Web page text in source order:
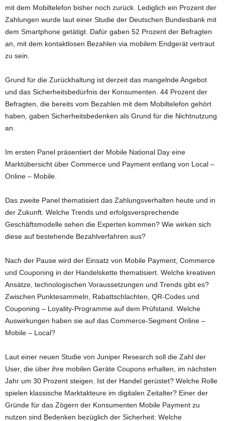
mit dem Mobiltelefon bisher noch zurück. Lediglich ein Prozent der
Zahlungen wurde laut einer Studie der Deutschen Bundesbank mit
dem Smartphone getätigt. Dafür gaben 52 Prozent der Befragten
an, mit dem kontaktlosen Bezahlen via mobilem Endgerät vertraut
zu sein.
Grund für die Zurückhaltung ist derzeit das mangelnde Angebot
und das Sicherheitsbedürfnis der Konsumenten. 44 Prozent der
Befragten, die bereits vom Bezahlen mit dem Mobiltelefon gehört
haben, gaben Sicherheitsbedenken als Grund für die Nichtnutzung
an.
Im ersten Panel präsentiert der Mobile National Day eine
Marktübersicht über Commerce und Payment entlang von Local –
Online – Mobile.
Das zweite Panel thematisiert das Zahlungsverhalten heute und in
der Zukunft. Welche Trends und erfolgsversprechende
Geschäftsmodelle sehen die Experten kommen? Wie wirken sich
diese auf bestehende Bezahlverfahren aus?
Nach der Pause wird der Einsatz von Mobile Payment, Commerce
und Couponing in der Handelskette thematisiert. Welche kreativen
Ansätze, technologischen Voraussetzungen und Trends gibt es?
Zwischen Punktesammeln, Rabattschlachten, QR-Codes und
Couponing – Loyality-Programme auf dem Prüfstand. Welche
Auswirkungen haben sie auf das Commerce-Segment Online –
Mobile – Local?
Laut einer neuen Studie von Juniper Research soll die Zahl der
User, die über ihre mobilen Geräte Coupons erhalten, im nächsten
Jahr um 30 Prozent steigen. Ist der Handel gerüstet? Welche Rolle
spielen klassische Marktakteure im digitalen Zeitalter? Einer der
Gründe für das Zögern der Konsumenten Mobile Payment zu
nutzen sind Bedenken bezüglich der Sicherheit: Welche